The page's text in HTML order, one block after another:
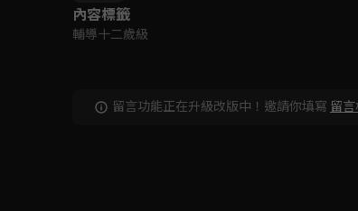
內容標籤
輔導十二歲級
留言功能正在升級改版中！邀請你填寫 留